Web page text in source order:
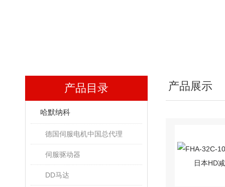
产品目录
哈默纳科
德国伺服电机中国总代理
伺服驱动器
DD马达
产品展示